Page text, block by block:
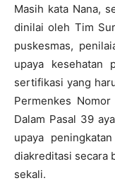
Masih kata Nana,
dinilai oleh Tim
puskesmas,
upaya kesehatan
sertifikasi yang
Permenkes
Dalam Pasal 39
upaya
diakreditasi secara
sekali.